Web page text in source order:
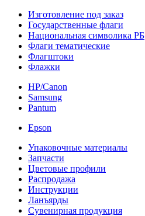
Изготовление под заказ
Государственные флаги
Национальная символика РБ
Флаги тематические
Флагштоки
Флажки
HP/Canon
Samsung
Pantum
Epson
Упаковочные материалы
Запчасти
Цветовые профили
Распродажа
Инструкции
Ланъярды
Сувенирная продукция